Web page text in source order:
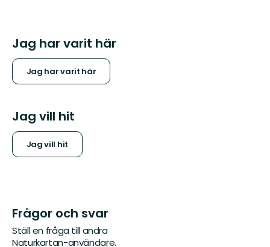
Jag har varit här
Jag har varit här
Jag vill hit
Jag vill hit
Frågor och svar
Ställ en fråga till andra
Naturkartan-användare.